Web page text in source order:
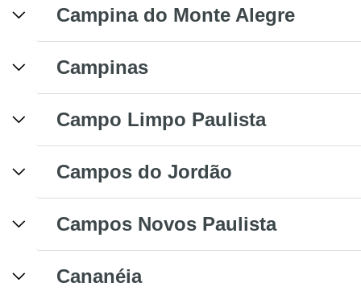
Campina do Monte Alegre
Campinas
Campo Limpo Paulista
Campos do Jordão
Campos Novos Paulista
Cananéia